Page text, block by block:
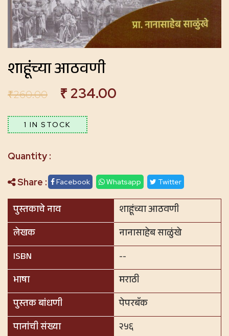
शाहूंच्या आठवणी
₹260.00 ₹ 234.00
1 IN STOCK
Share : Facebook Whatsapp Twitter
पुस्तकाचे नाव
शाहूंच्या आठवणी
लेखक
नानासाहेब साळुंखे
ISBN
--
भाषा
मराठी
पुस्तक बांधणी
पेपरबॅक
पानांची संख्या
२५६